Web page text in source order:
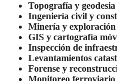
Topografía y geodesia
Ingeniería civil y
Minería y exploración
GIS y cartografía
Inspección de
Levantamientos
Forense y
Monitoreo ferroviario